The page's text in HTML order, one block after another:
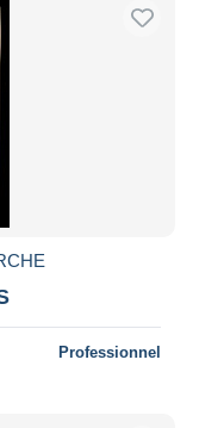
Professionnel